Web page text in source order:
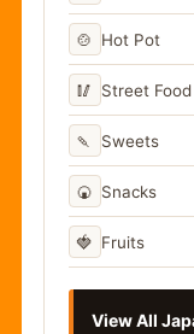
🍲 Hot Pot
🥢 Street Food
🍡 Sweets
🍘 Snacks
🍓 Fruits
View All